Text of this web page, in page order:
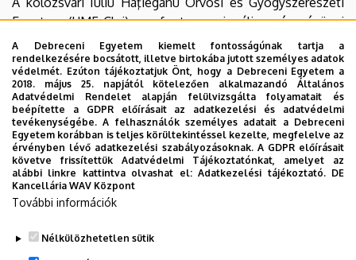
Egyetem (UMF-Cluj) egy fontos regionális egészségügyi
központ. Az egyetem Erdély legrégebbi orvosképzési
intézménye, több mint 6000 hallgatóval, 2400 rezidens
orvossal, valamint több mint 1100 oktatóval és kutatóval.
A külföldi hallgatók felvételi számának jelentős
növekedése miatt az egyetem nemzetközi intézménnyé
vált, jelentősen megnőtt a posztgraduális képzésre
jelentkezők száma.
A Debreceni Egyetem kiemelt fontosságúnak tartja a
rendelkezésére bocsátott, illetve birtokába jutott személyes adatok
védelmét. Ezúton tájékoztatjuk Önt, hogy a Debreceni Egyetem a
2018. május 25. napjától kötelezően alkalmazandó Általános
Adatvédelmi Rendelet alapján felülvizsgálta folyamatait és
beépítette a GDPR előírásait az adatkezelési és adatvédelmi
tevékenységébe. A felhasználók személyes adatait a Debreceni
Egyetem korábban is teljes körültekintéssel kezelte, megfelelve az
érvényben lévő adatkezelési szabályozásoknak. A GDPR előírásait
követve frissítettük Adatvédelmi Tájékoztatónkat, amelyet az
alábbi linkre kattintva olvashat el:Adatkezelési tájékoztató. DE
Kancellária WAV Központ
További információk
Nélkülözhetetlen sütik